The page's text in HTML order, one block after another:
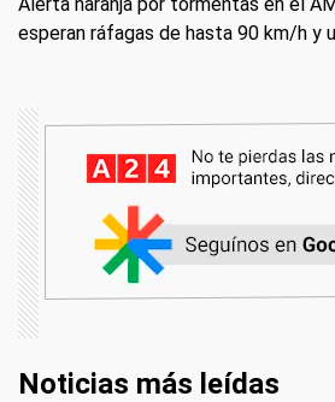
esperan ráfagas de hasta 90 km/h y
Noticias más leídas